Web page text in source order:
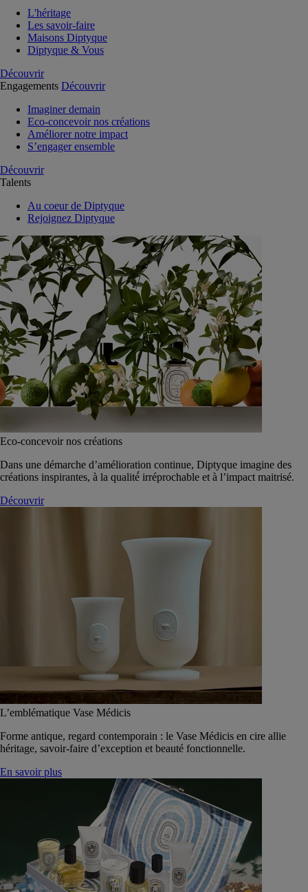
L'héritage
Les savoir-faire
Maisons Diptyque
Diptyque & Vous
Découvrir
Engagements Découvrir
Imaginer demain
Eco-concevoir nos créations
Améliorer notre impact
S’engager ensemble
Découvrir
Talents
Au coeur de Diptyque
Rejoignez Diptyque
Eco-concevoir nos créations
Dans une démarche d’amélioration continue, Diptyque imagine des
créations inspirantes, à la qualité́ irréprochable et à l’impact maitrisé.
Découvrir
L’emblématique Vase Médicis
Forme antique, regard contemporain : le Vase Médicis en cire allie
héritage, savoir-faire d’exception et beauté fonctionnelle.
En savoir plus